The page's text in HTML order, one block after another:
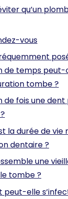
qu’un
vous
de temps peut-
tombe ?
de fois une
la durée de vie
dentaire ?
une
tombe ?
peut-elle